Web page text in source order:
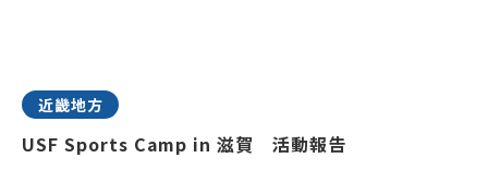
近畿地方
USF Sports Camp in 滋賀 活動報告